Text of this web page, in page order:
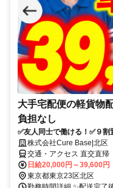
大手宅配便の軽貨物
負担なし
✅友人同士で働ける！✅９
株式会社Cure Base|北区
交通・アクセス 直交直帰
日給20,000円～39,600円
東京都東京23区北区